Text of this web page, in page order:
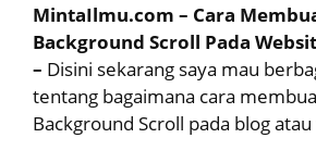
MintaIlmu.com – Cara
Background Scroll Pada
– Disini sekarang saya mau
tentang bagaimana cara
Background Scroll pada blog